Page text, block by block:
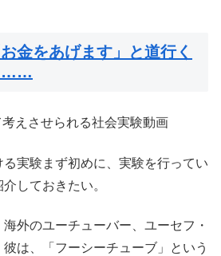
金をあげます」と道行く
……
考えさせられる社会実験動画
実験まず初めに、実験を行ってい
しておきたい。
外のユーチューバー、ユーセフ・
は、「フーシーチューブ」という